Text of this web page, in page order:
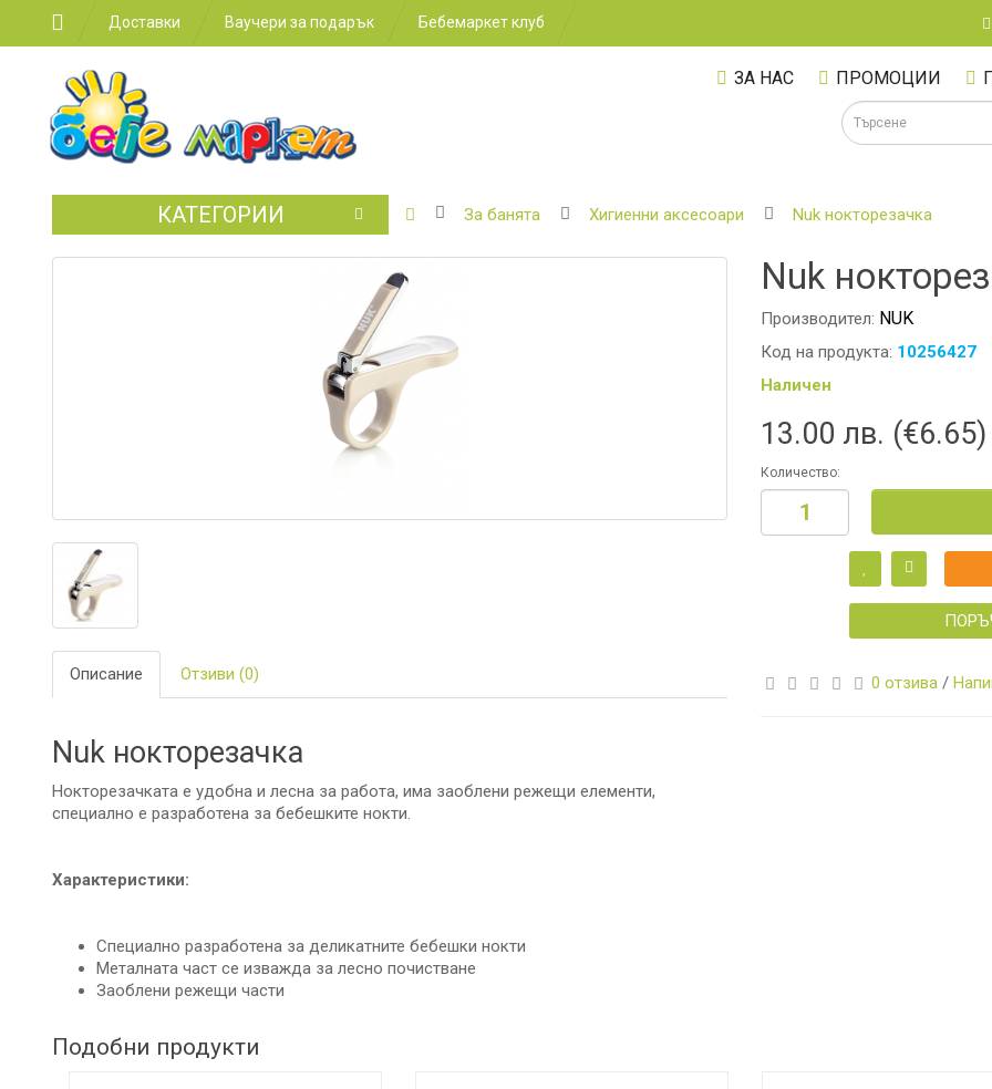
Доставки Ваучери за подарък Бебемаркет клуб
ЗА НАС ПРОМОЦИИ
КАТЕГОРИИ БЕБЕШКИ
СТОЛЧЕТА
ЗА
ХРАНЕНЕ
ЗА
ДРЕШКИ
РАЗХОДКА
ПЕЛЕНИ
За банята Хигиенни аксесоари Nuk нокторезачка
Описание Отзиви (0)
Nuk нокторезачка
Нокторезачката е удобна и лесна за работа, има заоблени режещи елементи,
специално е разработена за бебешките нокти.
Характеристики:
Специално разработена за деликатните бебешки нокти
Металната част се изважда за лесно почистване
Заоблени режещи части
Nuk
Производител: NUK
Код на продукта: 10256427
Наличен
13.00 лв. (€6.65)
Количество:
0 отзива /
Подобни продукти